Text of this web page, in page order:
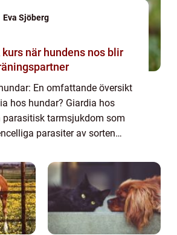
Eva Sjöberg
nos blir
En omfattande översikt
hos hundar? Giardia hos
parasitisk tarmsjukdom som
parasiter av sorten
att inta förorenat vatten, liv...